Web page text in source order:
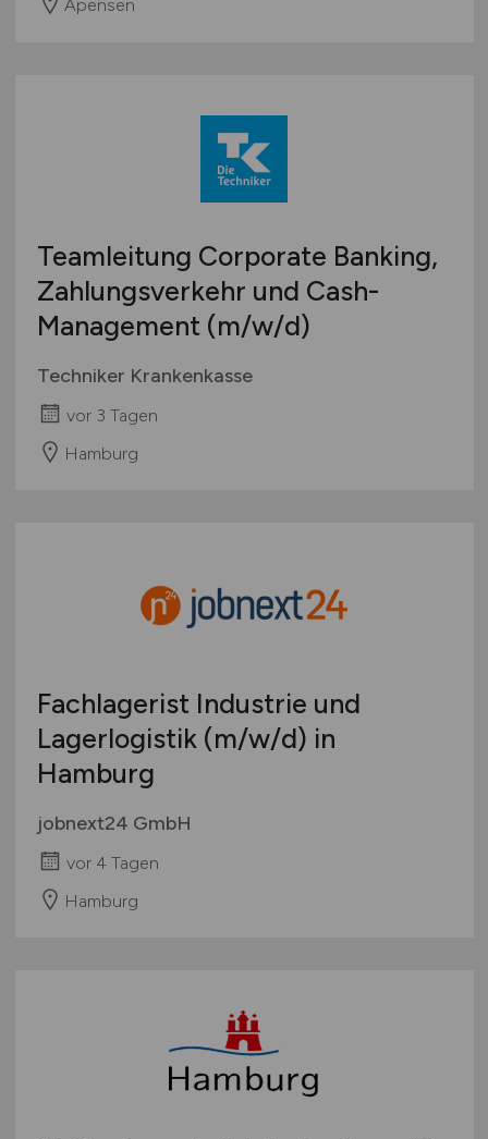
Apensen
Teamleitung Corporate Banking,
Zahlungsverkehr und Cash-
Management (m/w/d)
Techniker Krankenkasse
vor 3 Tagen
Hamburg
Fachlagerist Industrie und
Lagerlogistik (m/w/d) in
Hamburg
jobnext24 GmbH
vor 4 Tagen
Hamburg